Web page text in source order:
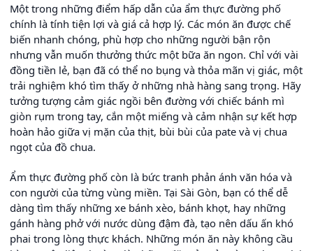
Một trong những điểm hấp dẫn của ẩm thực đường phố
chính là tính tiện lợi và giá cả hợp lý. Các món ăn được chế
biến nhanh chóng, phù hợp cho những người bận rộn
nhưng vẫn muốn thưởng thức một bữa ăn ngon. Chỉ với vài
đồng tiền lẻ, bạn đã có thể no bụng và thỏa mãn vị giác, một
trải nghiệm khó tìm thấy ở những nhà hàng sang trọng. Hãy
tưởng tượng cảm giác ngồi bên đường với chiếc bánh mì
giòn rụm trong tay, cắn một miếng và cảm nhận sự kết hợp
hoàn hảo giữa vị mặn của thịt, bùi bùi của pate và vị chua
ngọt của đồ chua.
Ẩm thực đường phố còn là bức tranh phản ánh văn hóa và
con người của từng vùng miền. Tại Sài Gòn, bạn có thể dễ
dàng tìm thấy những xe bánh xèo, bánh khọt, hay những
gánh hàng phở với nước dùng đậm đà, tạo nên dấu ấn khó
phai trong lòng thực khách. Những món ăn này không cầu